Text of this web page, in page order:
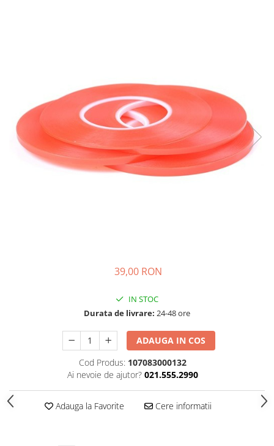
39,00 RON
IN STOC
Durata de livrare: 24-48 ore
ADAUGA IN COS
Cod Produs: 107083000132
Ai nevoie de ajutor? 021.555.2990
Adauga la Favorite Cere informatii